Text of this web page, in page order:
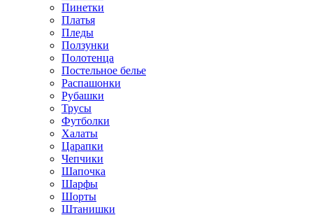
Пинетки
Платья
Пледы
Ползунки
Полотенца
Постельное белье
Распашонки
Рубашки
Трусы
Футболки
Халаты
Царапки
Чепчики
Шапочка
Шарфы
Шорты
Штанишки